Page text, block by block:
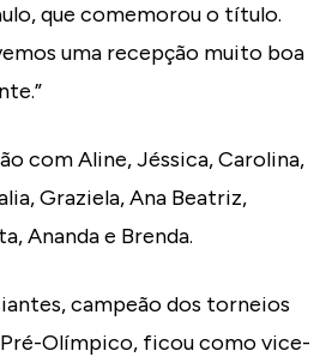
que comemorou o título.
uma recepção muito boa
com Aline, Jéssica, Carolina,
Graziela, Ana Beatriz,
Ananda e Brenda.
campeão dos torneios
Olímpico, ficou como vice-